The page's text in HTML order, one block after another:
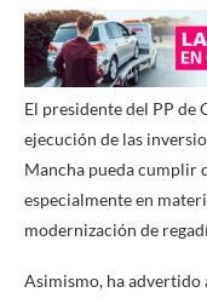
El presidente del PP
ejecución de las
Mancha pueda cumplir
especialmente en
modernización de
Asimismo, ha advertido